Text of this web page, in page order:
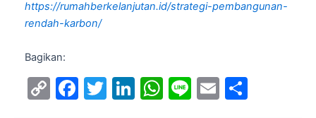
https://rumahberkelanjutan.id/strategi-pembangunan-
rendah-karbon/
Bagikan:
C
F
T
Li W Li E